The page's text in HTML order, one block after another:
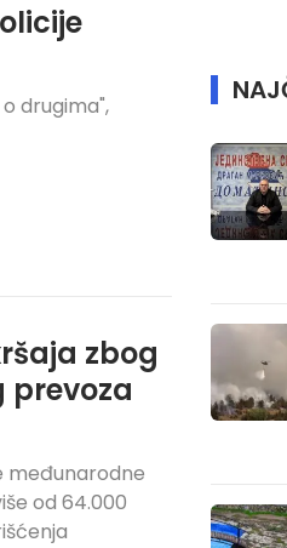
drugima",
zbog
prevoza
međunarodne
od 64.000